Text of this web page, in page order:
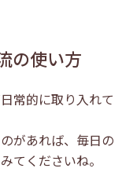
の使い方
常的に取り入れて
があれば、毎日の
てくださいね。